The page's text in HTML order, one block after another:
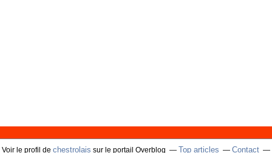
Voir le profil de chestrolais sur le portail Overblog Top articles Contact